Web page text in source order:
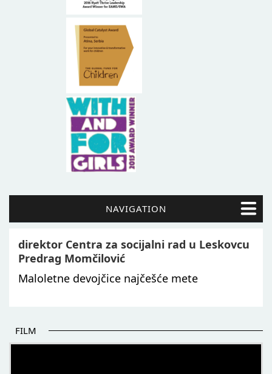
NAVIGATION
direktor Centra za socijalni rad u Leskovcu
Predrag Momčilović
Maloletne devojčice najčešće mete
FILM